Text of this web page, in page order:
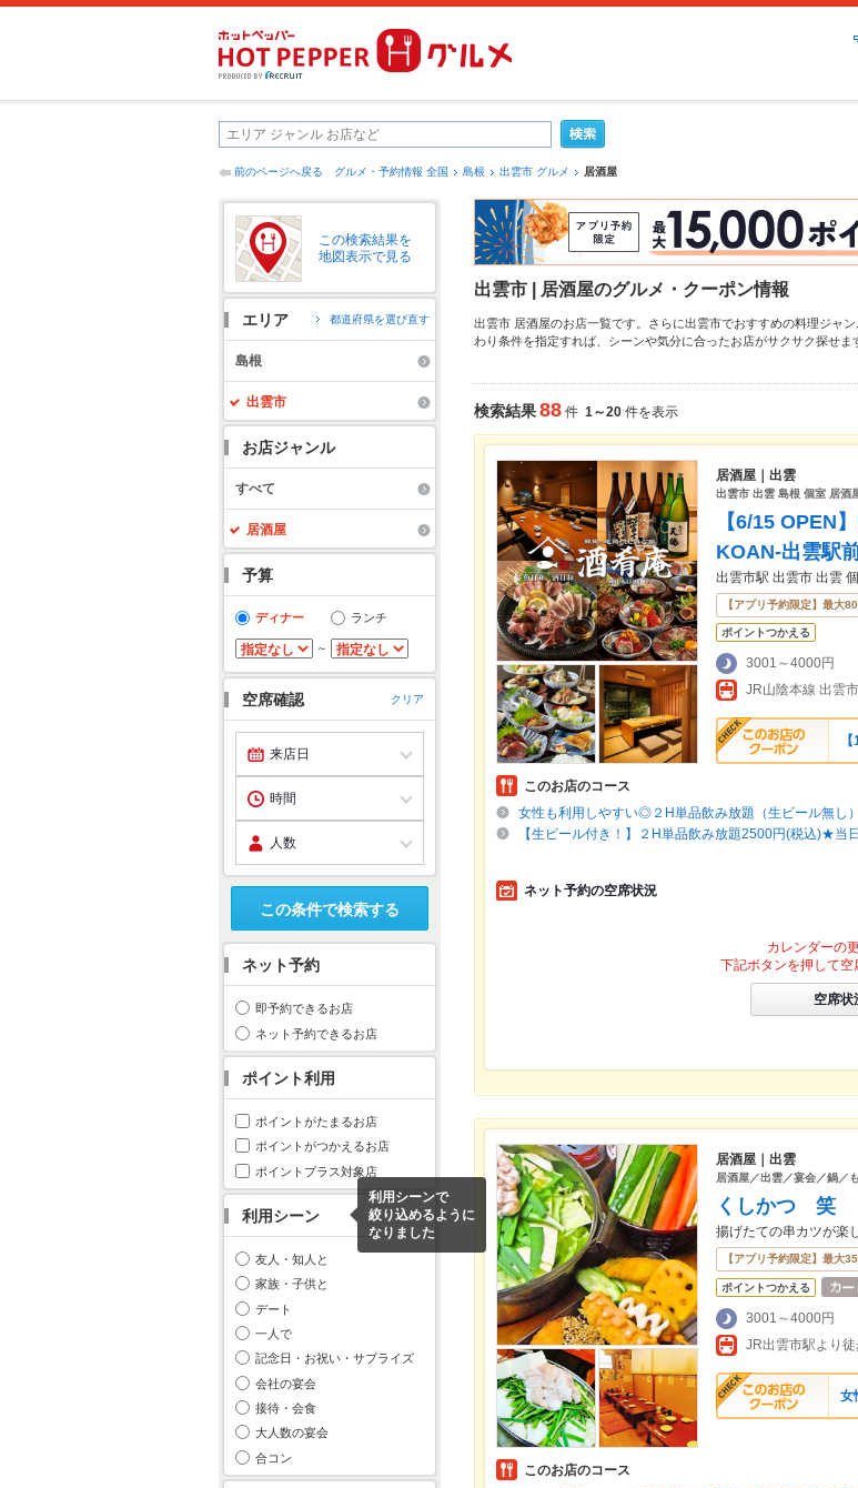
前のページへ戻る グルメ・予約情報 全国 島根 出雲市 グルメ 居酒屋
この検索結果を
地図表示で見る
エリア 都道府県を選び直す
島根
出雲市
お店ジャンル
すべて
居酒屋
予算
ディナー ランチ
～
空席確認 クリア
この条件で検索する
ネット予約
即予約できるお店
ネット予約できるお店
ポイント利用
ポイントがたまるお店
ポイントがつかえるお店
ポイントプラス対象店
利用シーン
利用シーンで
絞り込めるように
なりました
友人・知人と
家族・子供と
デート
一人で
記念日・お祝い・サプライズ
会社の宴会
接待・会食
大人数の宴会
合コン
出雲市 | 居酒屋のグルメ・クーポン情報
出雲市 居酒屋のお店一覧です。さらに出雲市でおすすめの料理ジャン
わり条件を指定すれば、シーンや気分に合ったお店がサクサク探せ
や季節のおすすめ料理など、お店
検索結果88 件 1～20 件を表示
居酒屋｜出雲
出雲市 出雲 島根 個室 居酒
【6/15
KOAN-出雲駅
出雲市駅 出雲市 出雲
【アプリ予約限定】最大
ポイントつかえる
3001～4000円
JR山陰本線 出雲
このお店のコース
女性も利用しやすい◎２H単品飲み放題（生ビール無し
【生ビール付き！】２H単品飲み放題2500円(税込)★当
ネット予約の空席状況
カレンダーの
下記ボタンを押して空
空席状
居酒屋｜出雲
居酒屋／出雲／宴会／鍋／
くしかつ 笑
揚げたての串カツが楽
【アプリ予約限定】最大
ポイントつかえる
3001～4000円
JR出雲市駅より徒
女
このお店のコース